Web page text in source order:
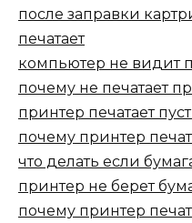
после заправки
печатает
компьютер не видит
почему не печатает
принтер печатает
почему принтер
что делать если
принтер не берет
почему принтер